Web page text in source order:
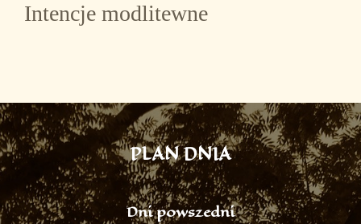
Intencje modlitewne
PLAN DNIA
Dni powszedni